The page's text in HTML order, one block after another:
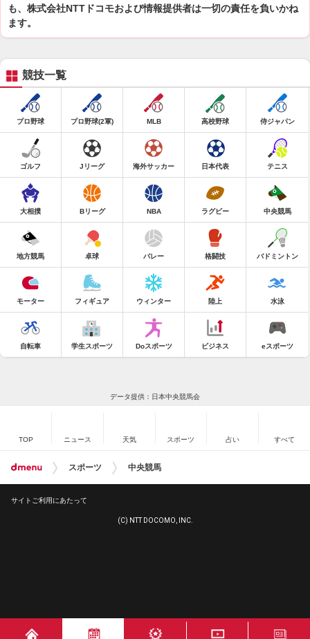
も、株式会社NTTドコモおよび情報提供者は一切の責任を負いかね
ます。
競技一覧
プロ野球 プロ野球(2軍) MLB 高校野球 侍ジャパン
ゴルフ Jリーグ 海外サッカー 日本代表 テニス
大相撲 Bリーグ NBA ラグビー 中央競馬
地方競馬 卓球 バレー 格闘技 バドミントン
モーター フィギュア ウィンター 陸上 水泳
自転車 学生スポーツ Doスポーツ ビジネス eスポーツ
データ提供：日本中央競馬会
TOP ニュース 天気 スポーツ 占い すべて
スポーツ 中央競馬
サイトご利用にあたって
(C) NTT DOCOMO, INC.